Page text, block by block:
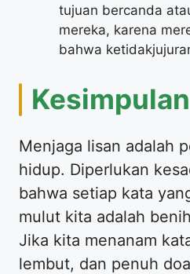
tujuan bercanda
mereka, karena
bahwa
Kesimpulan
Menjaga lisan adalah
hidup. Diperlukan
bahwa setiap kata
mulut kita adalah
Jika kita menanam
lembut, dan penuh